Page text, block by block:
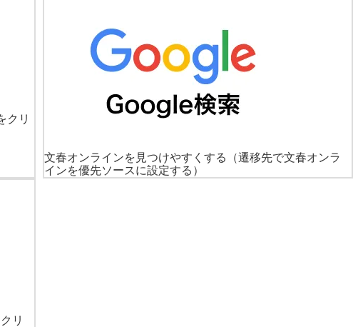
クリ
文春オンラインを見つけやすくする
（遷移先で文春オンラ
インを優先ソースに設定する）
リ